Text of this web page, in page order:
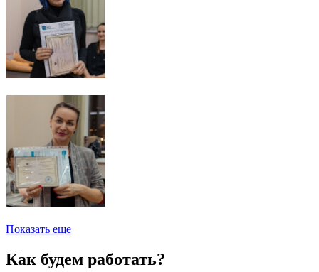
Показать еще
Как будем работать?